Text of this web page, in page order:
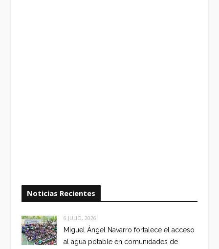
Noticias Recientes
6 JULIO, 2026
Miguel Ángel Navarro fortalece el acceso
al agua potable en comunidades de